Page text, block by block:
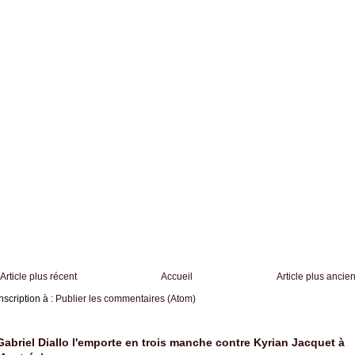
Article plus récent Article plus ancien
Accueil
à : Publier les commentaires (Atom)
Diallo l'emporte en trois manche contre Kyrian Jacquet à